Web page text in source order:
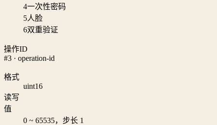
4一次性密码
5人脸
6双重验证
操作ID
#3 · operation-id
格式
uint16
读写
值
0 ~ 65535，步长 1